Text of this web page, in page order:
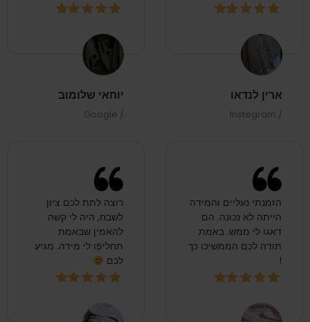
ארין לנדאו
/ Instegram
יוחאי שלומוב
/ Google
הזמנתי נעליים והמידה
הייתה לא נכונה. הם
דאגו לי ממש. באמת
תודה לכם הממשיכו כך
!
רוצה לתת לכם ציון
לשבח, היה לי קשה
להאמין שבאמת
תחליפו לי מידה. מגיע
לכם